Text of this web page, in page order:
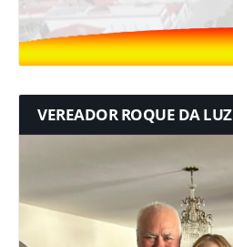
VEREADOR ROQUE DA LUZ